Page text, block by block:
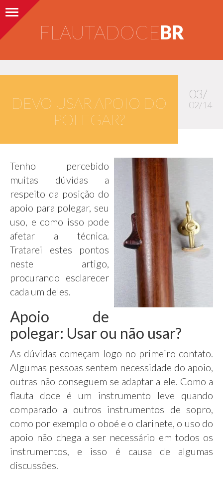
Toggle navigation
FLAUTADOCEBR
DEVO USAR APOIO DO
POLEGAR?
03/
02/14
Tenho percebido
muitas dúvidas a
respeito da posição do
apoio para polegar, seu
uso, e como isso pode
afetar a técnica.
Tratarei estes pontos
neste artigo,
procurando esclarecer
cada um deles.
Apoio de
polegar: Usar ou não usar?
As dúvidas começam logo no primeiro contato.
Algumas pessoas sentem necessidade do apoio,
outras não conseguem se adaptar a ele. Como a
flauta doce é um instrumento leve quando
comparado a outros instrumentos de sopro,
como por exemplo o oboé e o clarinete, o uso do
apoio não chega a ser necessário em todos os
instrumentos, e isso é causa de algumas
discussões.